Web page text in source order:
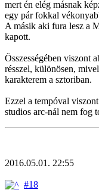
mert én elég másnak
egy pár fokkal
A másik aki fura lesz a
kapott.
Összességében viszont
résszel, különösen,
karakterem a sztoriban.
Ezzel a tempóval
studios arc-nál nem fog
2016.05.01. 22:55
#18